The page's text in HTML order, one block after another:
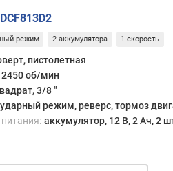
режим 2 аккумулятора 1 скорость
пистолетная
2450 об/мин
3/8 "
ударный режим, реверс, тормоз
аккумулятор, 12 В, 2 Ач, 2